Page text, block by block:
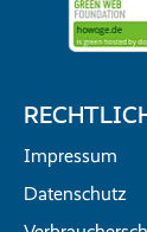
Impressum
Datenschutz